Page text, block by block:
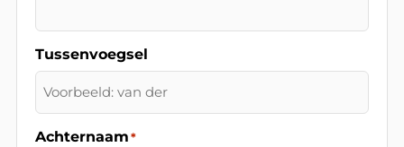
Tussenvoegsel
Achternaam*